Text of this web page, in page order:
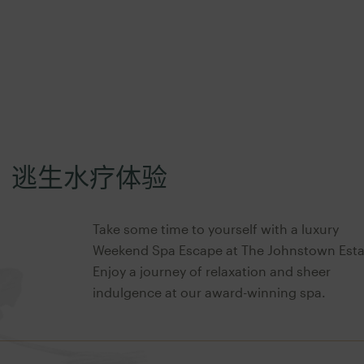
逃生水疗体验
Take some time to yourself with a luxury
Weekend Spa Escape at The Johnstown
Enjoy a journey of relaxation and sheer
indulgence at our award-winning spa.